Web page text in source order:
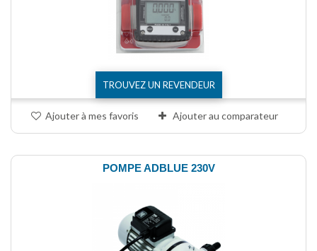
TROUVEZ UN REVENDEUR
Ajouter à mes favoris Ajouter au comparateur
POMPE ADBLUE 230V